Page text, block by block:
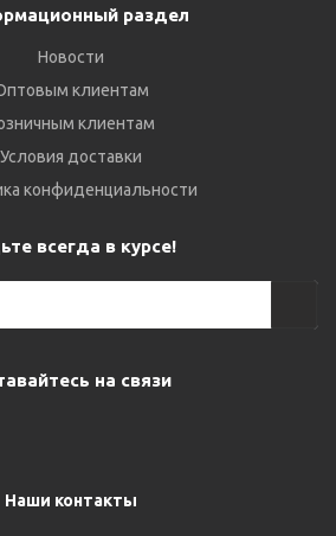
раздел
Новости
клиентам
клиентам
Условия доставки
конфиденциальности
всегда в курсе!
на связи
Наши контакты